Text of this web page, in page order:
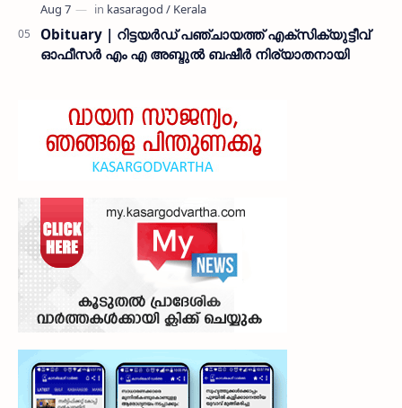
Obituary | റിട്ടയർഡ് പഞ്ചായത്ത് എക്സിക്യുട്ടീവ്
ഓഫീസർ എം എ അബ്ദുൽ ബഷീർ നിര്യാതനായി